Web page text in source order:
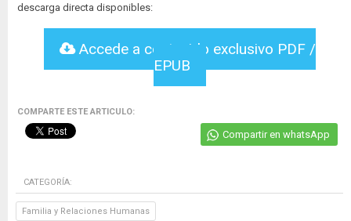
descarga directa disponibles:
Accede a contenido exclusivo PDF /
EPUB
COMPARTE ESTE ARTICULO:
Compartir en whatsApp
CATEGORÍA:
Familia y Relaciones Humanas